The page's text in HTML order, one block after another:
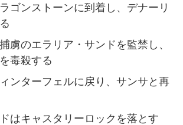
ゴンストーンに到着し、デナーリ
虜のエラリア・サンドを監禁し、
毒殺する
ンターフェルに戻り、サンサと再
はキャスタリーロックを落とす